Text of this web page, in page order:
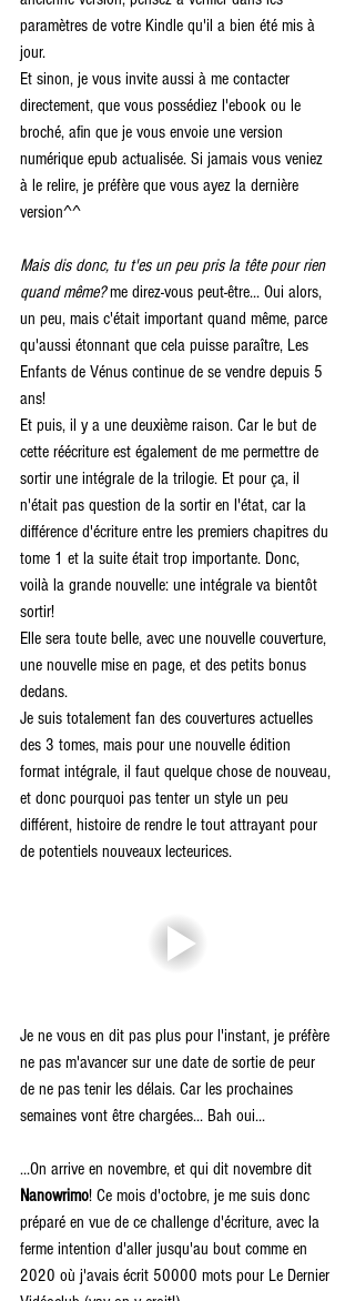
paramètres de votre Kindle qu'il a bien été mis à
jour.
Et sinon, je vous invite aussi à me contacter
directement, que vous possédiez l'ebook ou le
broché, afin que je vous envoie une version
numérique epub actualisée. Si jamais vous veniez
à le relire, je préfère que vous ayez la dernière
version^^
Mais dis donc, tu t'es un peu pris la tête pour rien
quand même? me direz-vous peut-être... Oui alors,
un peu, mais c'était important quand même, parce
qu'aussi étonnant que cela puisse paraître, Les
Enfants de Vénus continue de se vendre depuis 5
ans!
Et puis, il y a une deuxième raison. Car le but de
cette réécriture est également de me permettre de
sortir une intégrale de la trilogie. Et pour ça, il
n'était pas question de la sortir en l'état, car la
différence d'écriture entre les premiers chapitres du
tome 1 et la suite était trop importante. Donc,
voilà la grande nouvelle: une intégrale va bientôt
sortir!
Elle sera toute belle, avec une nouvelle couverture,
une nouvelle mise en page, et des petits bonus
dedans.
Je suis totalement fan des couvertures actuelles
des 3 tomes, mais pour une nouvelle édition
format intégrale, il faut quelque chose de nouveau,
et donc pourquoi pas tenter un style un peu
différent, histoire de rendre le tout attrayant pour
de potentiels nouveaux lecteurices.
Je ne vous en dit pas plus pour l'instant, je préfère
ne pas m'avancer sur une date de sortie de peur
de ne pas tenir les délais. Car les prochaines
semaines vont être chargées... Bah oui...
...On arrive en novembre, et qui dit novembre dit
Nanowrimo! Ce mois d'octobre, je me suis donc
préparé en vue de ce challenge d'écriture, avec la
ferme intention d'aller jusqu'au bout comme en
2020 où j'avais écrit 50000 mots pour Le Dernier